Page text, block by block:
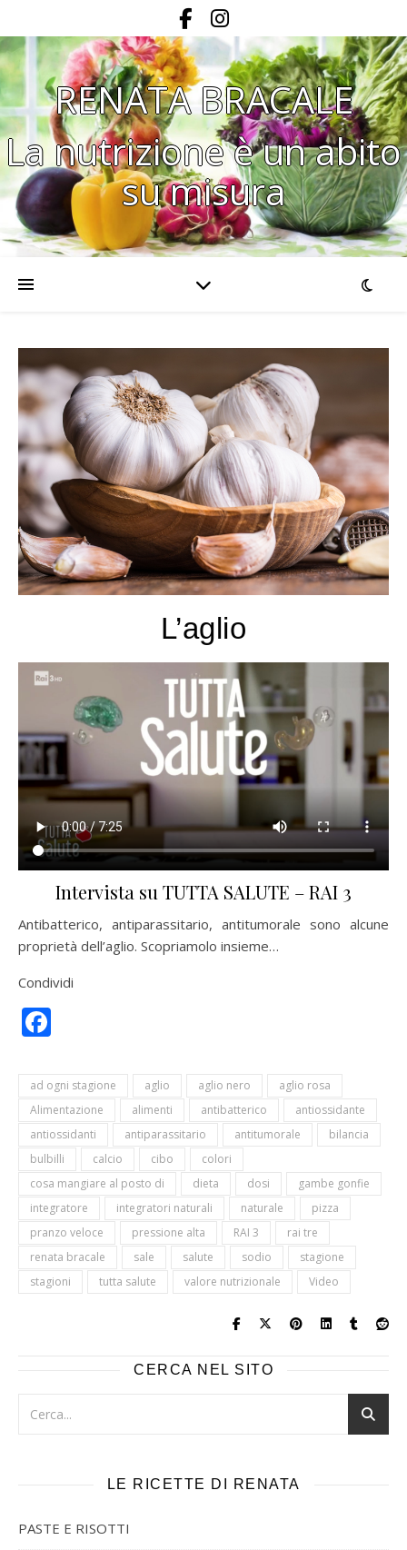
RENATA BRACALE
La nutrizione è un abito
su misura
L’aglio
Intervista su TUTTA SALUTE – RAI 3
Antibatterico, antiparassitario, antitumorale sono alcune
proprietà dell’aglio. Scopriamolo insieme…
Condividi
ad ogni stagione aglio aglio nero
aglio rosa
Alimentazione
alimenti antibatterico
antiossidante
antiossidanti
antiparassitario antitumorale
bilancia
bulbilli
calcio cibo
colori
cosa mangiare al posto di
dieta dosi
gambe gonfie
integratore
integratori naturali naturale
pizza
pranzo veloce
pressione alta RAI 3
rai tre
renata bracale
sale salute sodio
stagione
stagioni
tutta salute valore nutrizionale Video
CERCA NEL SITO
LE RICETTE DI RENATA
PASTE E RISOTTI